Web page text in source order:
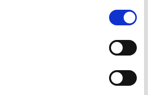
finition de documents
à vos documents grâce à nos services de